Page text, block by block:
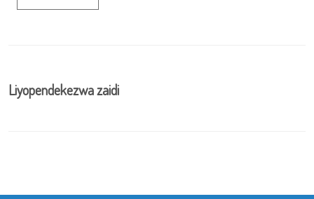
Liyopendekezwa zaidi